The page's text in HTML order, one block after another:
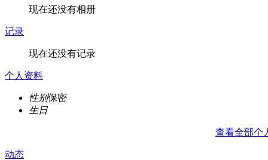
现在还没有相册
记录
现在还没有记录
个人资料
性别保密
生日
查看全部个
动态